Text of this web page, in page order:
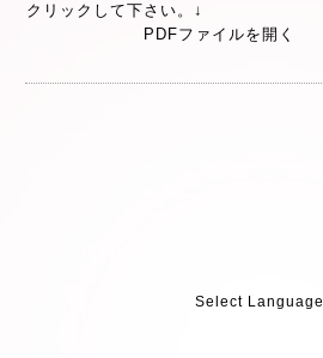
クリックして下さい。↓
PDFファイルを開く
Select Language